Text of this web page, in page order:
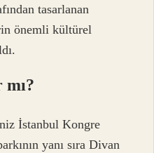
tasarlanan
önemli kültürel
İstanbul Kongre
yanı sıra Divan